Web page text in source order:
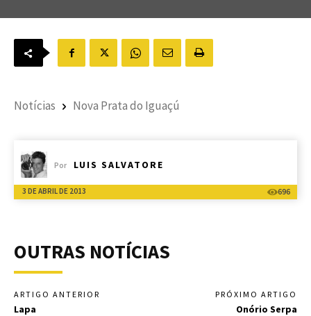
Notícias Nova Prata do Iguaçú
Por LUIS SALVATORE
3 DE ABRIL DE 2013 696
OUTRAS NOTÍCIAS
ARTIGO ANTERIOR
Lapa
PRÓXIMO ARTIGO
Onório Serpa